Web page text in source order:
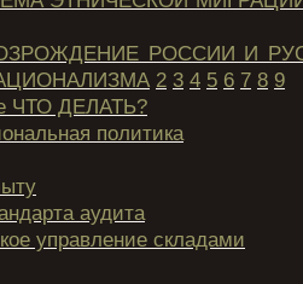
РОССИИ И
2 3 4 5 6 7 8 9
ЧТО ДЕЛАТЬ?
политика
аудита
управление складами